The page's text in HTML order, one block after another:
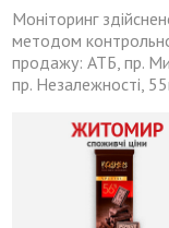
Моніторинг
методом
продажу: АТБ, пр.
пр. Незалежності,